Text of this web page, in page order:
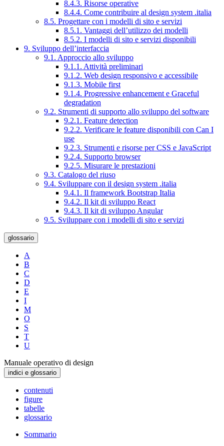
8.4.3. Risorse operative
8.4.4. Come contribuire al design system .italia
8.5. Progettare con i modelli di sito e servizi
8.5.1. Vantaggi dell’utilizzo dei modelli
8.5.2. I modelli di sito e servizi disponibili
9. Sviluppo dell’interfaccia
9.1. Approccio allo sviluppo
9.1.1. Attività preliminari
9.1.2. Web design responsivo e accessibile
9.1.3. Mobile first
9.1.4. Progressive enhancement e Graceful
degradation
9.2. Strumenti di supporto allo sviluppo del software
9.2.1. Feature detection
9.2.2. Verificare le feature disponibili con Can I
use
9.2.3. Strumenti e risorse per CSS e JavaScript
9.2.4. Supporto browser
9.2.5. Misurare le prestazioni
9.3. Catalogo del riuso
9.4. Sviluppare con il design system .italia
9.4.1. Il framework Bootstrap Italia
9.4.2. Il kit di sviluppo React
9.4.3. Il kit di sviluppo Angular
9.5. Sviluppare con i modelli di sito e servizi
glossario
A
B
C
D
E
I
M
O
S
T
U
Manuale operativo di design
indici e glossario
contenuti
figure
tabelle
glossario
Sommario